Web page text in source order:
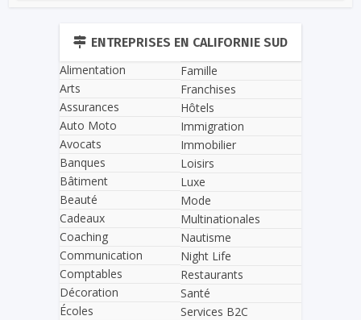
ENTREPRISES EN CALIFORNIE SUD
Alimentation
Arts
Assurances
Auto Moto
Avocats
Banques
Bâtiment
Beauté
Cadeaux
Coaching
Communication
Comptables
Décoration
Écoles
Famille
Franchises
Hôtels
Immigration
Immobilier
Loisirs
Luxe
Mode
Multinationales
Nautisme
Night Life
Restaurants
Santé
Services B2C